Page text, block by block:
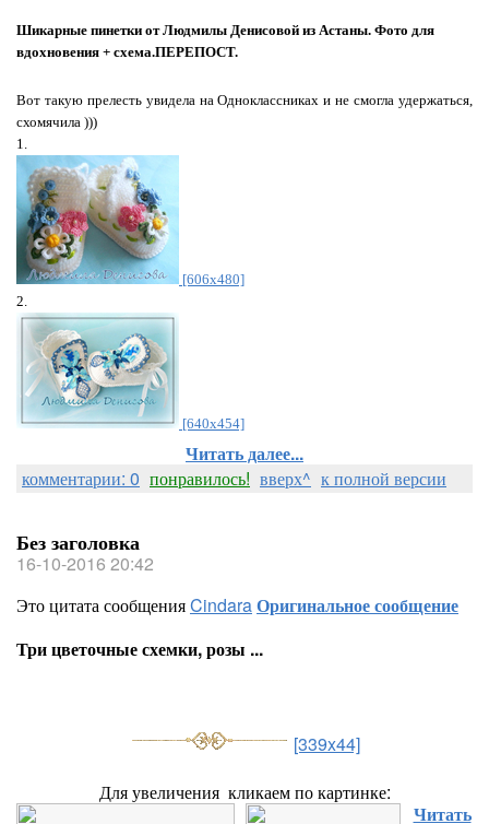
Шикарные пинетки от Людмилы Денисовой из Астаны. Фото для
вдохновения + схема.ПЕРЕПОСТ.
Вот такую прелесть увидела на Одноклассниках и не смогла удержаться,
схомячила )))
1.
[606x480]
2.
[640x454]
Читать далее...
комментарии: 0 понравилось! вверх^ к полной версии
Без заголовка
16-10-2016 20:42
Это цитата сообщенияCindaraОригинальное сообщение
Три цветочные схемки, розы ...
[339x44]
Для увеличения кликаем по картинке:
Читать